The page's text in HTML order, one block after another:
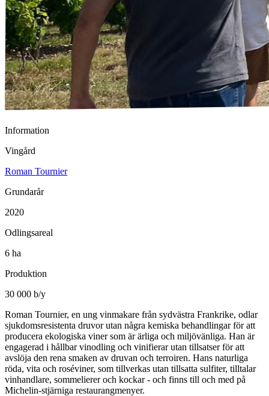
Information
Vingård
Roman Tournier
Grundarår
2020
Odlingsareal
6 ha
Produktion
30 000 b/y
Roman Tournier, en ung vinmakare från sydvästra Frankrike, odlar
sjukdomsresistenta druvor utan några kemiska behandlingar för att
producera ekologiska viner som är ärliga och miljövänliga. Han är
engagerad i hållbar vinodling och vinifierar utan tillsatser för att
avslöja den rena smaken av druvan och terroiren. Hans naturliga
röda, vita och roséviner, som tillverkas utan tillsatta sulfiter, tilltalar
vinhandlare, sommelierer och kockar - och finns till och med på
Michelin-stjärniga restaurangmenyer.